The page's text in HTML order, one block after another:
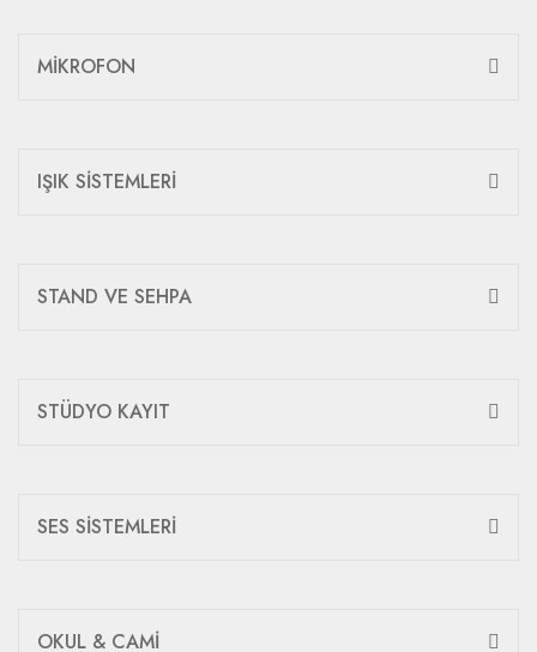
MİKROFON
IŞIK SİSTEMLERİ
STAND VE SEHPA
STÜDYO KAYIT
SES SİSTEMLERİ
OKUL & CAMİ